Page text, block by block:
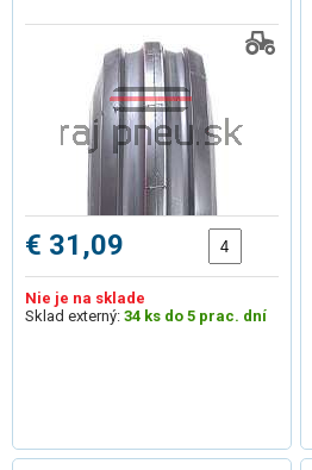
€ 31,09
Nie je na sklade
Sklad externý: 34 ks do 5 prac. dní